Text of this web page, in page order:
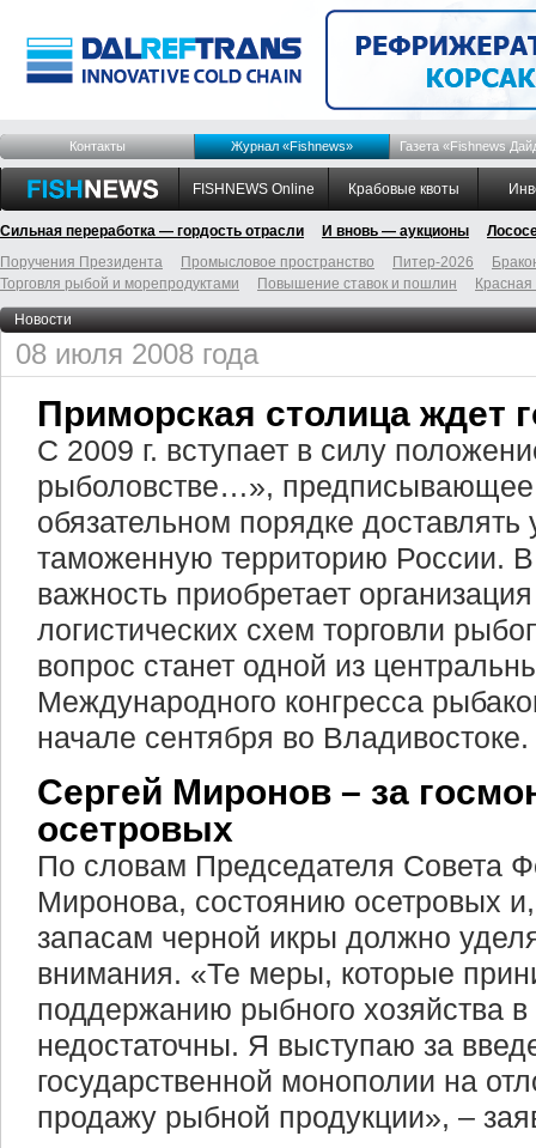
Контакты Журнал «Fishnews» Газета «Fishnews
FISHNEWS Online Крабовые квоты
Сильная переработка — гордость отрасли И вновь — аукционы
Поручения Президента
Промысловое пространство Питер-2026
Торговля рыбой и морепродуктами
Повышение ставок и пошлин
Новости
08 июля 2008 года
Приморская столица ждет
С 2009 г. вступает в силу
рыболовстве…»,
обязательном порядке
таможенную территорию России.
важность приобретает
логистических схем торговли
вопрос станет одной из
Международного конгресса
начале сентября во Владивостоке.
Сергей Миронов – за
осетровых
По словам Председателя Совета
Миронова, состоянию осетровых и,
запасам черной икры должно
внимания. «Те меры, которые
поддержанию рыбного хозяйства
недостаточны. Я выступаю за
государственной монополии на
продажу рыбной продукции», –